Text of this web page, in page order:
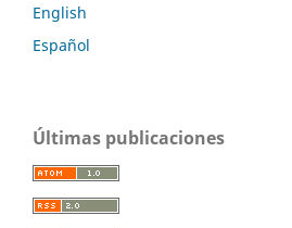
English
Español
Últimas publicaciones